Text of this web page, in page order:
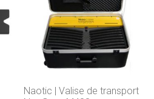
Naotic | Valise de transport